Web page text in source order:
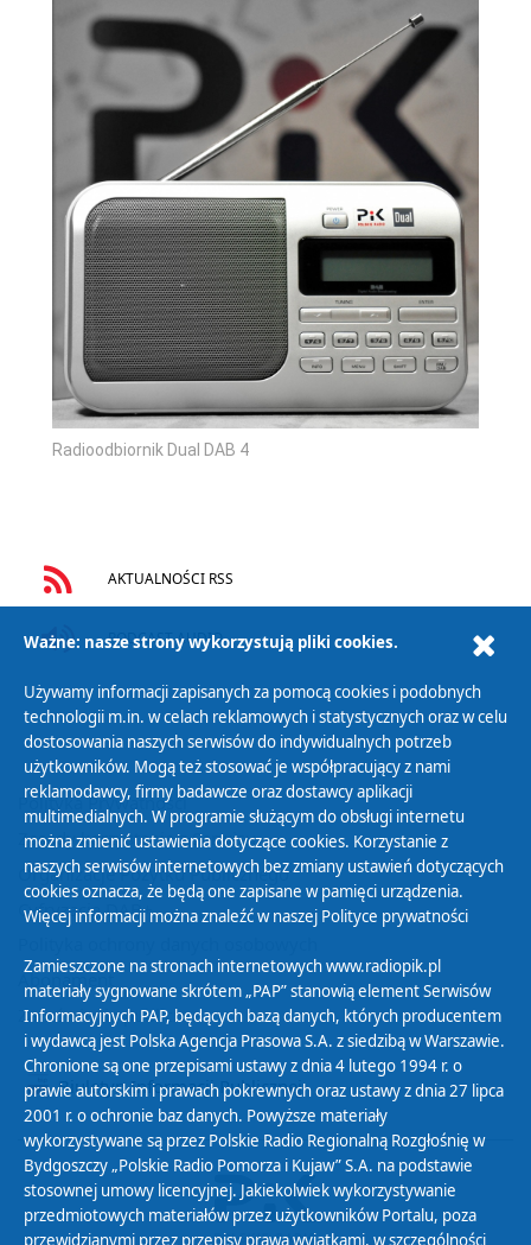
Radioodbiornik Dual DAB 4
AKTUALNOŚCI RSS
PODCAST AUDIO
Polityka Prywatności
Zasady korzystania z Serwisu
Organizacje Pożytku Publicznego
Cyfryzacja DAB+
Abonament
Zamówienia publiczne
Biuletyn Informacji Publicznej
Ważne: nasze strony wykorzystują pliki cookies.
Używamy informacji zapisanych za pomocą cookies i podobnych
technologii m.in. w celach reklamowych i statystycznych oraz w celu
dostosowania naszych serwisów do indywidualnych potrzeb
użytkowników. Mogą też stosować je współpracujący z nami
reklamodawcy, firmy badawcze oraz dostawcy aplikacji
multimedialnych. W programie służącym do obsługi internetu
można zmienić ustawienia dotyczące cookies. Korzystanie z
naszych serwisów internetowych bez zmiany ustawień dotyczących
cookies oznacza, że będą one zapisane w pamięci urządzenia.
Więcej informacji można znaleźć w naszej Polityce prywatności
Zamieszczone na stronach internetowych www.radiopik.pl
materiały sygnowane skrótem „PAP” stanowią element Serwisów
Informacyjnych PAP, będących bazą danych, których producentem
i wydawcą jest Polska Agencja Prasowa S.A. z siedzibą w Warszawie.
Chronione są one przepisami ustawy z dnia 4 lutego 1994 r. o
prawie autorskim i prawach pokrewnych oraz ustawy z dnia 27 lipca
2001 r. o ochronie baz danych. Powyższe materiały
wykorzystywane są przez Polskie Radio Regionalną Rozgłośnię w
Bydgoszczy „Polskie Radio Pomorza i Kujaw” S.A. na podstawie
stosownej umowy licencyjnej. Jakiekolwiek wykorzystywanie
przedmiotowych materiałów przez użytkowników Portalu, poza
przewidzianymi przez przepisy prawa wyjątkami, w szczególności